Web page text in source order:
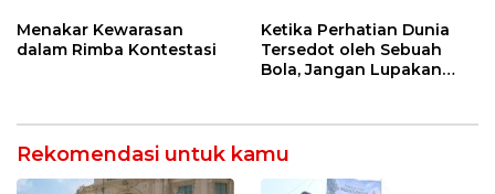
Menakar Kewarasan
dalam Rimba Kontestasi
Ketika Perhatian Dunia
Tersedot oleh Sebuah
Bola, Jangan Lupakan
Rekomendasi untuk kamu